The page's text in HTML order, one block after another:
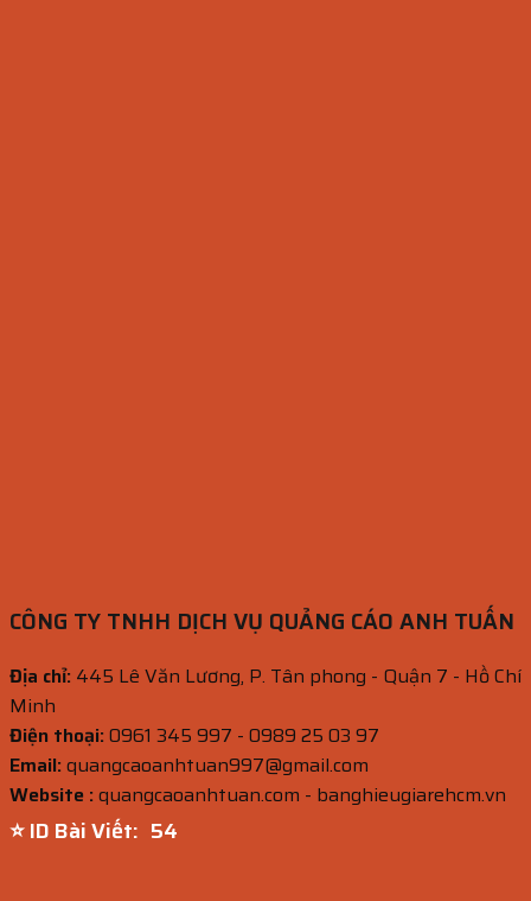
CÔNG TY TNHH DỊCH VỤ QUẢNG CÁO ANH TUẤN
Địa chỉ: 445 Lê Văn Lương, P. Tân phong - Quận 7 - Hồ Chí
Minh
Điện thoại:0961 345 997 - 0989 25 03 97
Email:quangcaoanhtuan997@gmail.com
Website :quangcaoanhtuan.com - banghieugiarehcm.vn
⭐ ID Bài Viết: 52